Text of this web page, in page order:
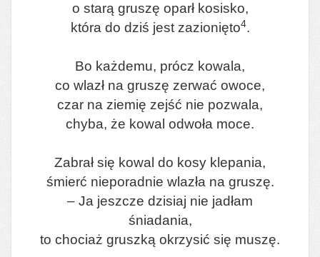
o starą gruszę oparł kosisko,
która do dziś jest zazionięto4.
Bo każdemu, prócz kowala,
co wlazł na gruszę zerwać owoce,
czar na ziemię zejść nie pozwala,
chyba, że kowal odwoła moce.
Zabrał się kowal do kosy klepania,
śmierć nieporadnie wlazła na gruszę.
– Ja jeszcze dzisiaj nie jadłam
śniadania,
to chociaż gruszką okrzysić się muszę.